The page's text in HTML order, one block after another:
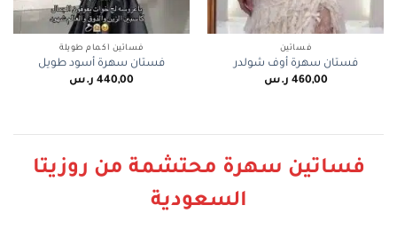
فساتين
فستان سهرة أوف شولدر
460,00 ر.س
فساتين أكمام طويلة
فستان سهرة أسود طويل
440,00 ر.س
فساتين سهرة محتشمة من روزيتا
السعودية